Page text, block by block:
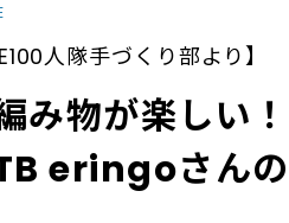
人隊手づくり部より】
編み物が楽しい
TB eringoさん